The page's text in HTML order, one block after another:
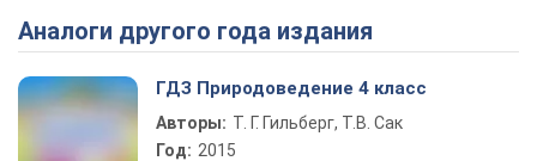
Play Video
Аналоги другого года издания
ГДЗ Природоведение 4 класс
Авторы: Т. Г. Гильберг, Т.В. Сак
Год: 2015